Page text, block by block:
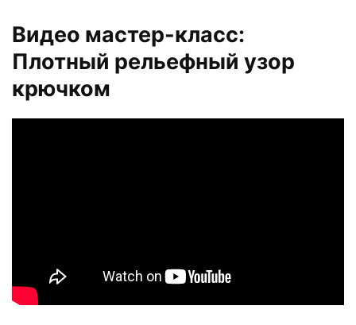
Видео мастер-класс:
Плотный рельефный узор
крючком